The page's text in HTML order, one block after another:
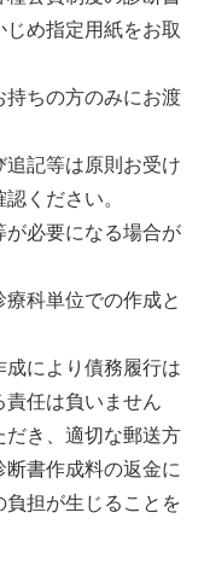
め指定用紙をお取
持ちの方のみにお渡
追記等は原則お受け
ください。
が必要になる場合が
療科単位での作成と
成により債務履行は
責任は負いません
だき、適切な郵送方
書作成料の返金に
担が生じることを